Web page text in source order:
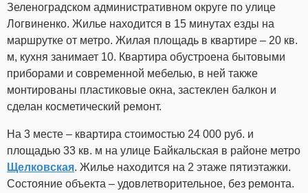
Зеленоградском административном округе по улице
Логвиненко. Жилье находится в 15 минутах езды на
маршрутке от метро. Жилая площадь в квартире – 20 кв.
м, кухня занимает 10. Квартира обустроена бытовыми
приборами и современной мебелью, в ней также
монтированы пластиковые окна, застеклен балкон и
сделан косметический ремонт.
На 3 месте – квартира стоимостью 24 000 руб. и
площадью 33 кв. м на улице Байкальская в районе метро
Щелковская. Жилье находится на 2 этаже пятиэтажки.
Состояние объекта – удовлетворительное, без ремонта.